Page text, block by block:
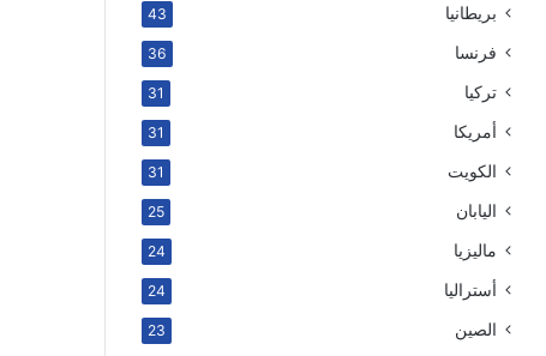
بريطانيا 43
فرنسا 36
تركيا 31
أمريكا 31
الكويت 31
اليابان 25
ماليزيا 24
أستراليا 24
الصين 23